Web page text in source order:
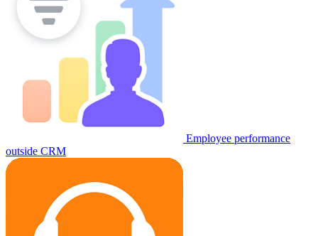
Employee performance
outside CRM